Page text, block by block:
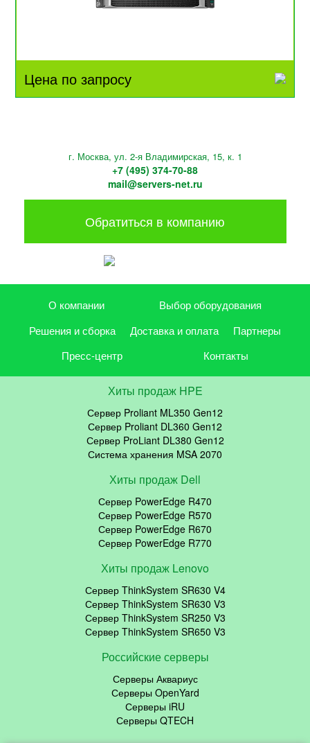
Цена по запросу
г. Москва, ул. 2-я Владимирская, 15, к. 1
+7 (495) 374-70-88
mail@servers-net.ru
Обратиться в компанию
О компании
Выбор оборудования
Решения и сборка
Доставка и оплата
Партнеры
Пресс-центр
Контакты
Хиты продаж HPE
Сервер Proliant ML350 Gen12
Сервер Proliant DL360 Gen12
Сервер ProLiant DL380 Gen12
Система хранения MSA 2070
Хиты продаж Dell
Сервер PowerEdge R470
Сервер PowerEdge R570
Сервер PowerEdge R670
Сервер PowerEdge R770
Хиты продаж Lenovo
Сервер ThinkSystem SR630 V4
Сервер ThinkSystem SR630 V3
Сервер ThinkSystem SR250 V3
Сервер ThinkSystem SR650 V3
Российские серверы
Серверы Аквариус
Серверы OpenYard
Серверы iRU
Серверы QTECH